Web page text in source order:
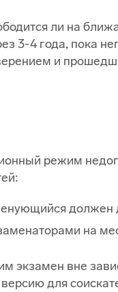
ли на
4 года, пока
и
режим
на
вне
для